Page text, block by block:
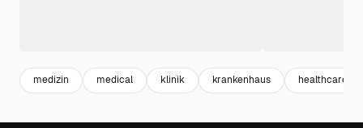
medizin medical klinik krankenhaus healthcare